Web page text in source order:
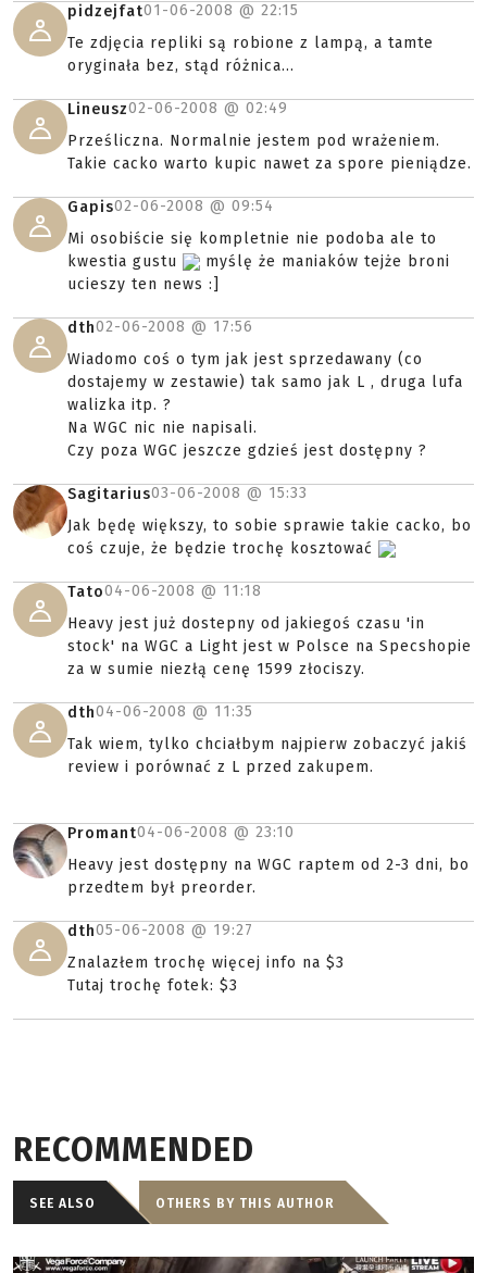
pidzejfat01-06-2008 @ 22:15
Te zdjęcia repliki są robione z lampą, a tamte
oryginała bez, stąd różnica...
Lineusz02-06-2008 @ 02:49
Prześliczna. Normalnie jestem pod wrażeniem.
Takie cacko warto kupic nawet za spore pieniądze.
Gapis02-06-2008 @ 09:54
Mi osobiście się kompletnie nie podoba ale to
kwestia gustu
myślę że maniaków tejże broni
ucieszy ten news :]
dth02-06-2008 @ 17:56
Wiadomo coś o tym jak jest sprzedawany (co
dostajemy w zestawie) tak samo jak L , druga lufa
walizka itp. ?
Na WGC nic nie napisali.
Czy poza WGC jeszcze gdzieś jest dostępny ?
Sagitarius03-06-2008 @ 15:33
Jak będę większy, to sobie sprawie takie cacko, bo
coś czuje, że będzie trochę kosztować
Tato04-06-2008 @ 11:18
Heavy jest już dostepny od jakiegoś czasu 'in
stock' na WGC a Light jest w Polsce na Specshopie
za w sumie niezłą cenę 1599 złociszy.
dth04-06-2008 @ 11:35
Tak wiem, tylko chciałbym najpierw zobaczyć jakiś
review i porównać z L przed zakupem.
Promant04-06-2008 @ 23:10
Heavy jest dostępny na WGC raptem od 2-3 dni, bo
przedtem był preorder.
dth05-06-2008 @ 19:27
Znalazłem trochę więcej info na $3
Tutaj trochę fotek: $3
RECOMMENDED
SEE ALSO OTHERS BY THIS AUTHOR